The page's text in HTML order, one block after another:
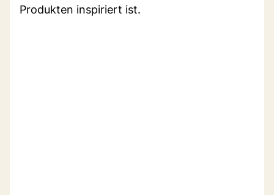
Produkten inspiriert ist.